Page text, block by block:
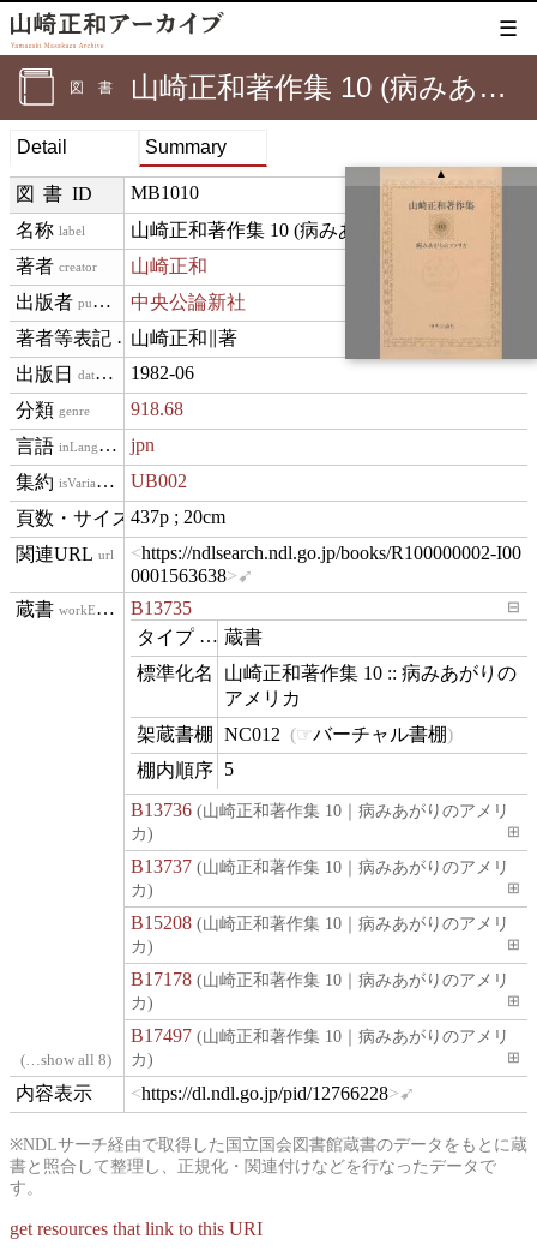
☰
図書 山崎正和著作集 10 (病みあがりのアメリカ)
Detail Summary
▲
図書ID MB1010
label 山崎正和著作集 10 (病みあがりのアメリカ)
creator 山崎正和
publisher 中央公論新社
creditText
山崎正和∥著
datePublished 1982-06
genre 918.68
inLanguage jpn
isVariantOf UB002
materialExtent
437p ; 20cm
url
https://ndlsearch.ndl.go.jp/books/R100000002-I00
0001563638
workExample
…show all 8
B13735 ⊟
type 蔵書
name
山崎正和著作集 10 :: 病みあがりの
アメリカ
contentLocation
NC012 バーチャル書棚
position
5
B13736(山崎正和著作集 10｜病みあがりのアメリ
カ)
⊞
B13737(山崎正和著作集 10｜病みあがりのアメリ
カ)
⊞
B15208(山崎正和著作集 10｜病みあがりのアメリ
カ)
⊞
B17178(山崎正和著作集 10｜病みあがりのアメリ
カ)
⊞
B17497(山崎正和著作集 10｜病みあがりのアメリ
カ)
⊞
hasViewhttps://dl.ndl.go.jp/pid/12766228
※NDLサーチ経由で取得した国立国会図書館蔵書のデータをもとに蔵
書と照合して整理し、正規化・関連付けなどを行なったデータで
す。
get resources that link to this URI